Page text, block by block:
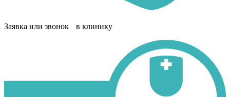
Заявка или звонок в клинику